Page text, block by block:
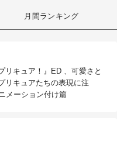
月間ランキング
リキュア！』ED 、可愛さと
リキュアたちの表現に注
メーション付け篇